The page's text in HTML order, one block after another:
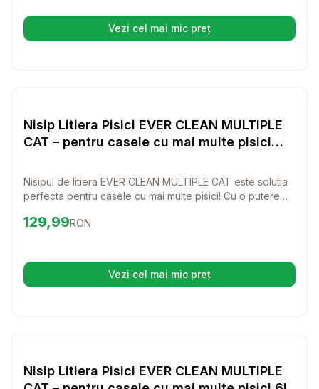
Vezi cel mai mic preț(se deschide într-o filă nouă)
Nisip si Litiere
Nisip Litiera Pisici EVER CLEAN MULTIPLE
CAT – pentru casele cu mai multe pisici
Nisipul de litiera EVER CLEAN MULTIPLE CAT este solutia
perfecta pentru casele cu mai multe pisici! Cu o putere
textura blanda pentru labele feline, acest nisip transforma
Preț: 129.99
129,99RON
Vezi cel mai mic preț(se deschide într-o filă nouă)
Nisip si Litiere
Nisip Litiera Pisici EVER CLEAN MULTIPLE